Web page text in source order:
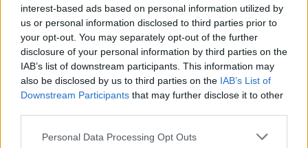
interest-based ads based on personal information utilized by
us or personal information disclosed to third parties prior to
your opt-out. You may separately opt-out of the further
disclosure of your personal information by third parties on the
IAB’s list of downstream participants. This information may
also be disclosed by us to third parties on the IAB’s List of
Downstream Participants that may further disclose it to other
Please note that this website/app uses one or more Google
Personal Data Processing Opt Outs
Követem
#A KONYHAFŐNÖK #VIDEÓ #EXTRA VIDEÓK